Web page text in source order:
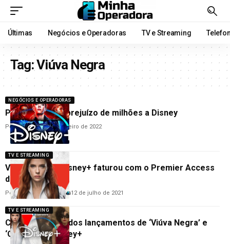
Últimas Negócios e Operadoras TV e Streaming
Tag:Viúva Negra
NEGÓCIOS E OPERADORAS
Pirataria causa prejuízo de milhões a Disney
PorCleane Lima7 de janeiro de 2022
TV E STREAMING
Veja quanto o Disney+ faturou com o Premier Access
de Viúva Negra
PorAnderson Guimarães12 de julho de 2021
TV E STREAMING
Confira o preço dos lançamentos de ‘Viúva Negra’ e
‘Cruella’ no Disney+